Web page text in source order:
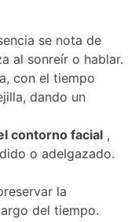
se nota de
al sonreír o hablar.
con el tiempo
dando un
contorno facial ,
o adelgazado.
la
del tiempo.